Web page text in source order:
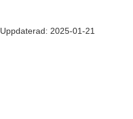
Uppdaterad: 2025-01-21